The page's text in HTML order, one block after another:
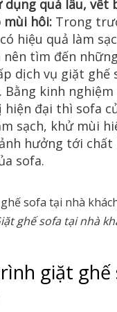
dụng quá lâu, vết
mùi hôi: Trong
hiệu quả làm
tìm đến
dịch vụ giặt ghế
Bằng kinh nghiệm
đại thì sofa
sạch, khử mùi
hưởng tới
sofa.
ghế sofa tại nhà
giặt ghế